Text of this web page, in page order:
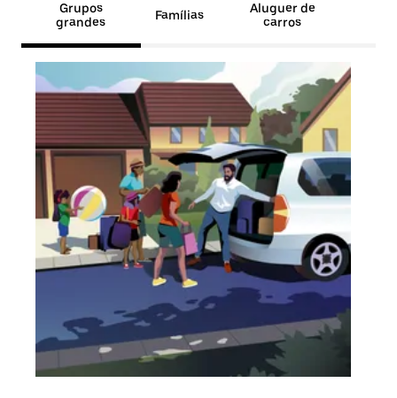
Grupos
grandes
Famílias
Aluguer de
carros